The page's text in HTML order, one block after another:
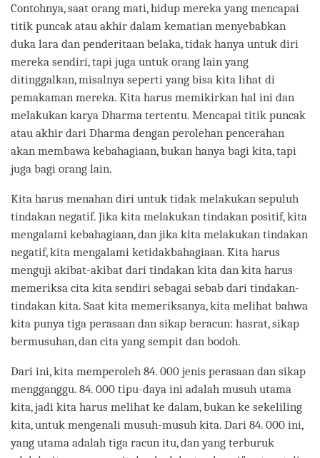
Contohnya, saat orang mati, hidup mereka yang mencapai
titik puncak atau akhir dalam kematian menyebabkan
duka lara dan penderitaan belaka, tidak hanya untuk diri
mereka sendiri, tapi juga untuk orang lain yang
ditinggalkan, misalnya seperti yang bisa kita lihat di
pemakaman mereka. Kita harus memikirkan hal ini dan
melakukan karya Dharma tertentu. Mencapai titik puncak
atau akhir dari Dharma dengan perolehan pencerahan
akan membawa kebahagiaan, bukan hanya bagi kita, tapi
juga bagi orang lain.
Kita harus menahan diri untuk tidak melakukan sepuluh
tindakan negatif. Jika kita melakukan tindakan positif, kita
mengalami kebahagiaan, dan jika kita melakukan tindakan
negatif, kita mengalami ketidakbahagiaan. Kita harus
menguji akibat-akibat dari tindakan kita dan kita harus
memeriksa cita kita sendiri sebagai sebab dari tindakan-
tindakan kita. Saat kita memeriksanya, kita melihat bahwa
kita punya tiga perasaan dan sikap beracun: hasrat, sikap
bermusuhan, dan cita yang sempit dan bodoh.
Dari ini, kita memperoleh 84. 000 jenis perasaan dan sikap
mengganggu. 84. 000 tipu-daya ini adalah musuh utama
kita, jadi kita harus melihat ke dalam, bukan ke sekeliling
kita, untuk mengenali musuh-musuh kita. Dari 84. 000 ini,
yang utama adalah tiga racun itu, dan yang terburuk